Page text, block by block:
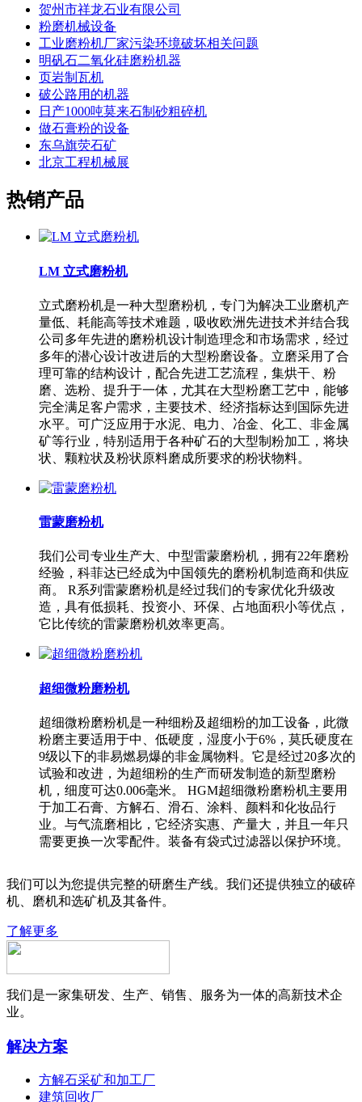
贺州市祥龙石业有限公司
粉磨机械设备
工业磨粉机厂家污染环境破坏相关问题
明矾石二氧化硅磨粉机器
页岩制瓦机
破公路用的机器
日产1000吨莫来石制砂粗碎机
做石膏粉的设备
东乌旗荧石矿
北京工程机械展
热销产品
LM 立式磨粉机
立式磨粉机是一种大型磨粉机，专门为解决工业磨机产
量低、耗能高等技术难题，吸收欧洲先进技术并结合我
公司多年先进的磨粉机设计制造理念和市场需求，经过
多年的潜心设计改进后的大型粉磨设备。立磨采用了合
理可靠的结构设计，配合先进工艺流程，集烘干、粉
磨、选粉、提升于一体，尤其在大型粉磨工艺中，能够
完全满足客户需求，主要技术、经济指标达到国际先进
水平。可广泛应用于水泥、电力、冶金、化工、非金属
矿等行业，特别适用于各种矿石的大型制粉加工，将块
状、颗粒状及粉状原料磨成所要求的粉状物料。
雷蒙磨粉机
我们公司专业生产大、中型雷蒙磨粉机，拥有22年磨粉
经验，科菲达已经成为中国领先的磨粉机制造商和供应
商。 R系列雷蒙磨粉机是经过我们的专家优化升级改
造，具有低损耗、投资小、环保、占地面积小等优点，
它比传统的雷蒙磨粉机效率更高。
超细微粉磨粉机
超细微粉磨粉机是一种细粉及超细粉的加工设备，此微
粉磨主要适用于中、低硬度，湿度小于6%，莫氏硬度在
9级以下的非易燃易爆的非金属物料。它是经过20多次的
试验和改进，为超细粉的生产而研发制造的新型磨粉
机，细度可达0.006毫米。 HGM超细微粉磨粉机主要用
于加工石膏、方解石、滑石、涂料、颜料和化妆品行
业。与气流磨相比，它经济实惠、产量大，并且一年只
需要更换一次零配件。装备有袋式过滤器以保护环境。
我们可以为您提供完整的研磨生产线。我们还提供独立的破碎
机、磨机和选矿机及其备件。
了解更多
我们是一家集研发、生产、销售、服务为一体的高新技术企
业。
解决方案
方解石采矿和加工厂
建筑回收厂